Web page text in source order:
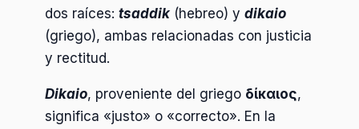
dos raíces: tsaddik (hebreo) y dikaio
(griego), ambas relacionadas con justicia
y rectitud.
Dikaio, proveniente del griego δίκαιος,
significa «justo» o «correcto». En la